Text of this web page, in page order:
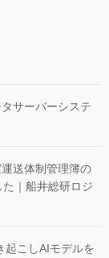
サーバーシステ
送体制管理簿の
｜船井総研ロジ
起こしAIモデルを